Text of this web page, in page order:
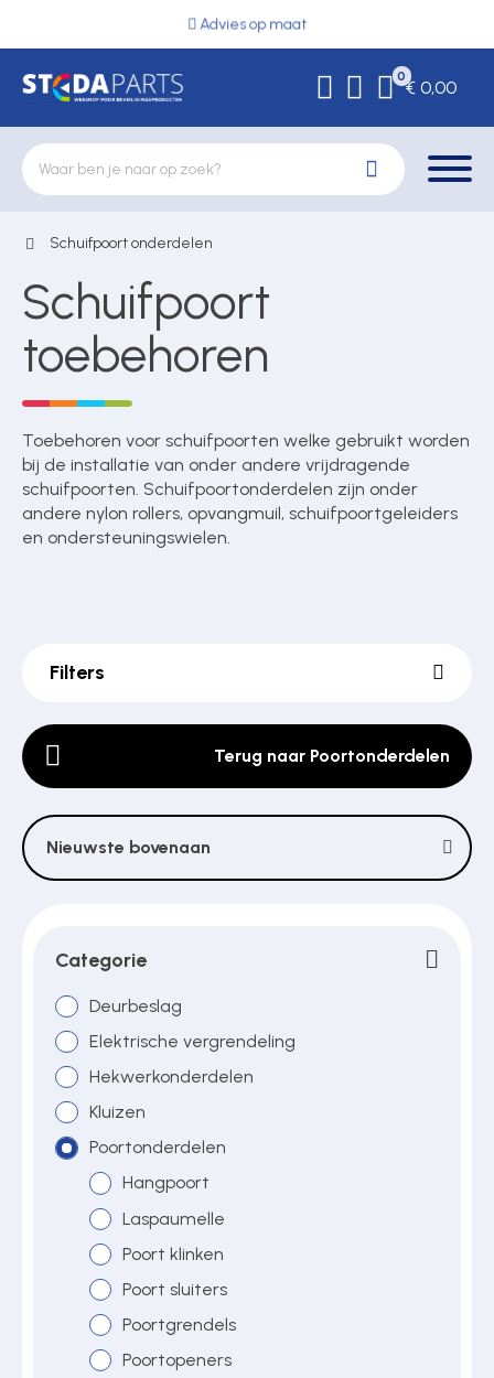
Advies op maat
0
€ 0,00
Deurbeslag
Elektrische vergrendeling
Hekwerkonderdelen
Kluizen
Sloten
Toegangscontrole
Voedingen
Over ons
Contact
Schuifpoort onderdelen
Schuifpoort
toebehoren
Toebehoren voor schuifpoorten welke gebruikt worden
bij de installatie van onder andere vrijdragende
schuifpoorten. Schuifpoortonderdelen zijn onder
andere nylon rollers, opvangmuil, schuifpoortgeleiders
en ondersteuningswielen.
Filters
Terug naar Poortonderdelen
Nieuwste bovenaan
Categorie
Deurbeslag
Elektrische vergrendeling
Hekwerkonderdelen
Kluizen
Poortonderdelen
Hangpoort
Laspaumelle
Poort klinken
Poort sluiters
Poortgrendels
Poortopeners